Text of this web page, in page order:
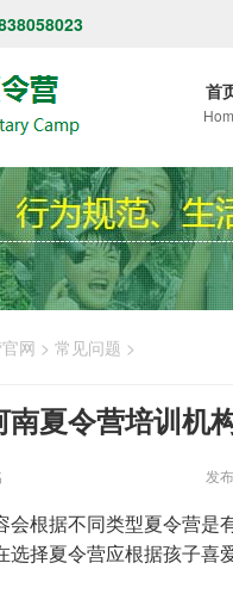
首
网 > 常见问题 >
南夏令营培训机
发
根据不同类型夏令营
择夏令营应根据孩子